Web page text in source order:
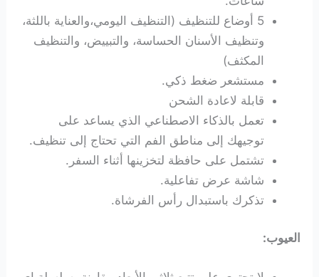
5 أوضاع للتنظيف (التنظيف اليومي،والعناية باللثة،
وتنظيف الأسنان الحساسة، والتبييض، والتنظيف
المكثف)
مستشعر ضغط ذكي.
قابلة لاعادة الشحن
تعمل بالذكاء الاصطناعي الذي يساعد على
توجيهك إلى مناطق الفم التي تحتاج إلى تنظيف.
تشتمل على حافظة لتخزينها أثناء السفر.
شاشة عرض تفاعلية.
تذكرك باستبدال رأس الفرشاة.
العيوب: